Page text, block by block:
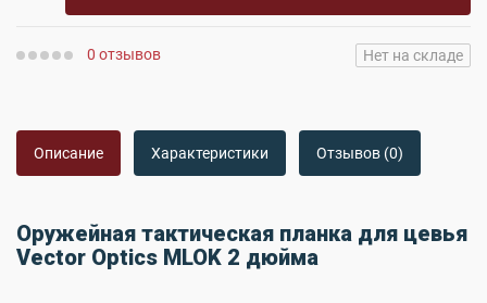
0 отзывов Нет на складе
Описание Характеристики Отзывов (0)
Оружейная тактическая планка для цевья
Vector Optics MLOK 2 дюйма